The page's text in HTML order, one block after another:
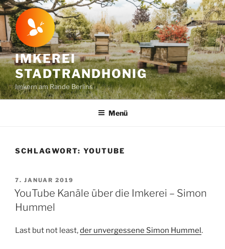
Zum
Inhalt
springen
IMKEREI
STADTRANDHONIG
Imkern am Rande Berlins
Menü
SCHLAGWORT: YOUTUBE
VERÖFFENTLICHT
AM
7. JANUAR 2019
YouTube Kanäle über die Imkerei – Simon
Hummel
Last but not least,der unvergessene Simon Hummel.